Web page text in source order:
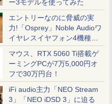
ー3モデルを使ってみた
エントリーなのに脅威の実
力!「Osprey」Noble Audioワ
イヤレスイヤフォン4機種を
一気に聴く
マウス、RTX 5060 Ti搭載ゲ
ーミングPCが7万5,000円オ
フで30万円台！
iFi audio主力「NEO Stream
3」「NEO iDSD 3」に迫る